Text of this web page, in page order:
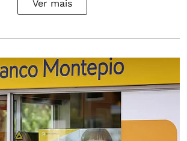
Ver mais